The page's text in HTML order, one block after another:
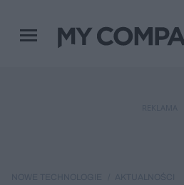
Menu główne